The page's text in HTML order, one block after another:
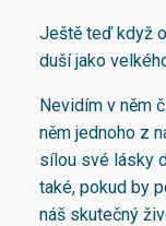
Ještě teď když
duší jako
Nevidím v něm
něm jednoho z
sílou své lásky
také, pokud by
náš skutečný